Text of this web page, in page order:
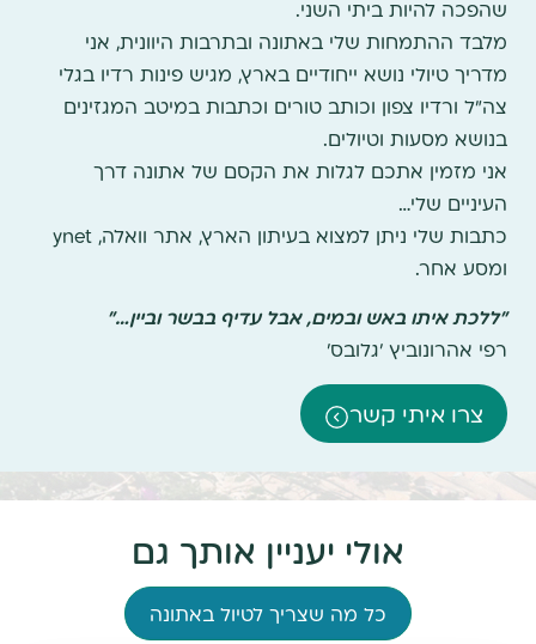
שהפכה להיות ביתי השני.
מלבד ההתמחות שלי באתונה ובתרבות היוונית, אני
מדריך טיולי נושא ייחודיים בארץ, מגיש פינות רדיו בגלי
צה"ל ורדיו צפון וכותב טורים וכתבות במיטב המגזינים
בנושא מסעות וטיולים.
אני מזמין אתכם לגלות את הקסם של אתונה דרך
העיניים שלי…
כתבות שלי ניתן למצוא בעיתון הארץ, אתר וואלה, ynet
ומסע אחר.
"ללכת איתו באש ובמים, אבל עדיף בבשר וביין…"
רפי אהרונוביץ 'גלובס'
צרו איתי קשר
אולי יעניין אותך גם
כל מה שצריך לטיול באתונה